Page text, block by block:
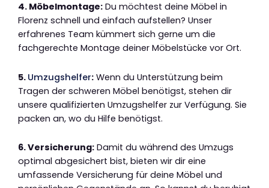
4. Möbelmontage: Du möchtest deine Möbel in
Florenz schnell und einfach aufstellen? Unser
erfahrenes Team kümmert sich gerne um die
fachgerechte Montage deiner Möbelstücke vor Ort.
5. Umzugshelfer: Wenn du Unterstützung beim
Tragen der schweren Möbel benötigst, stehen dir
unsere qualifizierten Umzugshelfer zur Verfügung. Sie
packen an, wo du Hilfe benötigst.
6. Versicherung: Damit du während des Umzugs
optimal abgesichert bist, bieten wir dir eine
umfassende Versicherung für deine Möbel und